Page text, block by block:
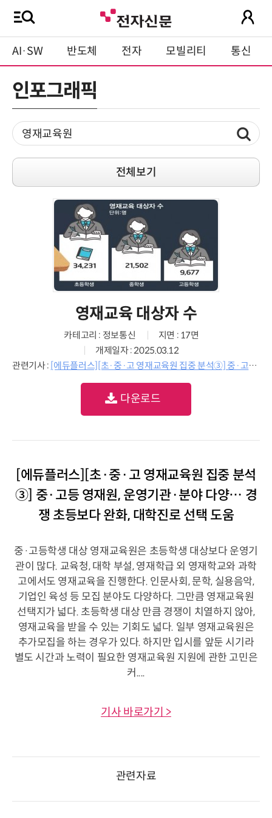
AI·SW 반도체 전자 모빌리티 통신
인포그래픽
전체보기
영재교육 대상자 수
카테고리 : 정보통신
지면 : 17면
개제일자 : 2025.03.12
관련기사 : [에듀플러스][초·중·고 영재교육원 집중 분석③] 중·고등 영재원, 운영기관·분야 다양… 경쟁 초등보다 완화, 대학진로 선택 도움
다운로드
[에듀플러스][초·중·고 영재교육원 집중 분석
③] 중·고등 영재원, 운영기관·분야 다양… 경
쟁 초등보다 완화, 대학진로 선택 도움
중·고등학생 대상 영재교육원은 초등학생 대상보다 운영기
관이 많다. 교육청, 대학 부설, 영재학급 외 영재학교와 과학
고에서도 영재교육을 진행한다. 인문사회, 문학, 실용음악,
기업인 육성 등 모집 분야도 다양하다. 그만큼 영재교육원
선택지가 넓다. 초등학생 대상 만큼 경쟁이 치열하지 않아,
영재교육을 받을 수 있는 기회도 넓다. 일부 영재교육원은
추가모집을 하는 경우가 있다. 하지만 입시를 앞둔 시기라
별도 시간과 노력이 필요한 영재교육원 지원에 관한 고민은
커....
기사 바로가기 >
관련자료